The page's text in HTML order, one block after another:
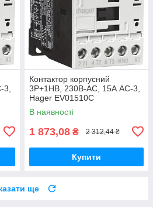
Контактор корпусний
3P+1НВ, 230В-АС, 15А AC-3,
Hager EV01510C
В наявності
1 873,08 ₴ 2 312,44 ₴
Купити
ще